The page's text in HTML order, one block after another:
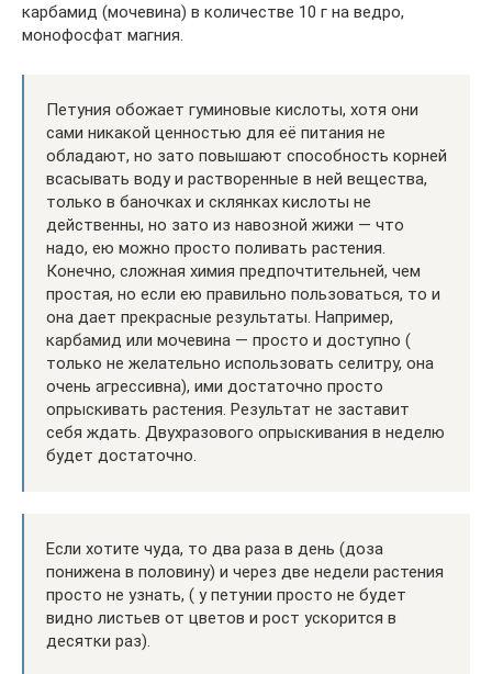
карбамид (мочевина) в количестве 10 г на ведро,
монофосфат магния.
Петуния обожает гуминовые кислоты, хотя они
сами никакой ценностью для её питания не
обладают, но зато повышают способность корней
всасывать воду и растворенные в ней вещества,
только в баночках и склянках кислоты не
действенны, но зато из навозной жижи — что
надо, ею можно просто поливать растения.
Конечно, сложная химия предпочтительней, чем
простая, но если ею правильно пользоваться, то и
она дает прекрасные результаты. Например,
карбамид или мочевина — просто и доступно (
только не желательно использовать селитру, она
очень агрессивна), ими достаточно просто
опрыскивать растения. Результат не заставит
себя ждать. Двухразового опрыскивания в неделю
будет достаточно.
Если хотите чуда, то два раза в день (доза
понижена в половину) и через две недели растения
просто не узнать, ( у петунии просто не будет
видно листьев от цветов и рост ускорится в
десятки раз).